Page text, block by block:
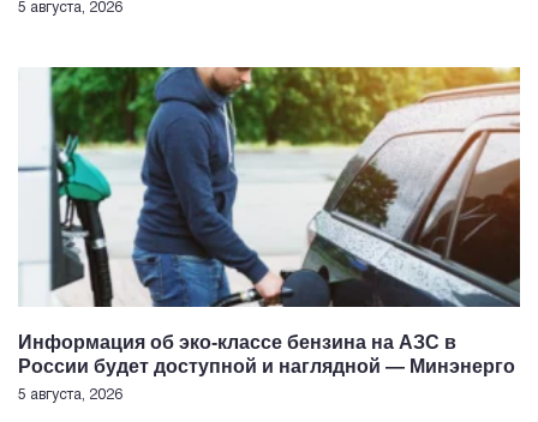
5 августа, 2026
Информация об эко-классе бензина на АЗС в
России будет доступной и наглядной — Минэнерго
5 августа, 2026